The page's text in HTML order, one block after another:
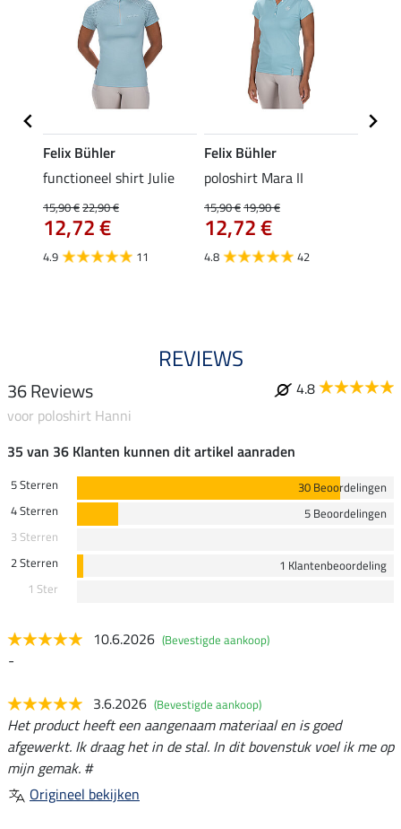
Felix Bühler
functioneel shirt Julie
15,90 €22,90 €
12,72 €
4.9 11
Felix Bühler
poloshirt Mara II
15,90 €19,90 €
12,72 €
4.8 42
REVIEWS
36 Reviews
4.8
voor poloshirt Hanni
35 van 36 Klanten kunnen dit artikel aanraden
5 Sterren
30 Beoordelingen
4 Sterren
5 Beoordelingen
3 Sterren
2 Sterren
1 Klantenbeoordeling
1 Ster
10.6.2026 (Bevestigde aankoop)
-
3.6.2026 (Bevestigde aankoop)
Het product heeft een aangenaam materiaal en is goed
afgewerkt. Ik draag het in de stal. In dit bovenstuk voel ik me op
mijn gemak. #
Origineel bekijken